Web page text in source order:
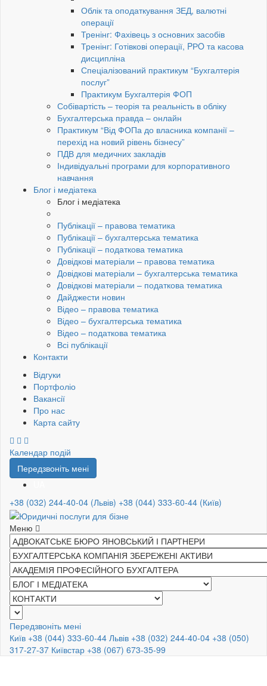
Облік та оподаткування ЗЕД, валютні
операції
Тренінг: Фахівець з основних засобів
Тренінг: Готівкові операції, PРO та касова
дисципліна
Спеціалізований практикум “Бухгалтерія
послуг”
Практикум Бухгалтерія ФОП
Собівартість – теорія та реальність в обліку
Бухгалтерська правда – онлайн
Практикум “Від ФОПа до власника компанії –
перехід на новий рівень бізнесу”
ПДВ для медичних закладів
Індивідуальні програми для корпоративного
навчання
Блог і медіатека
Блог і медіатека
Публікації – правова тематика
Публікації – бухгалтерська тематика
Публікації – податкова тематика
Довідкові матеріали – правова тематика
Довідкові матеріали – бухгалтерська тематика
Довідкові матеріали – податкова тематика
Дайджести новин
Відео – правова тематика
Відео – бухгалтерська тематика
Відео – податкова тематика
Всі публікації
Контакти
Відгуки
Портфоліо
Вакансії
Про нас
Карта сайту
Календар подій
Передзвоніть мені
+38 (032) 244-40-04 (Львів) +38 (044) 333-60-44 (Київ)
Меню
Передзвоніть мені
Київ +38 (044) 333-60-44 Львів +38 (032) 244-40-04 +38 (050)
317-27-37 Київстар +38 (067) 673-35-99